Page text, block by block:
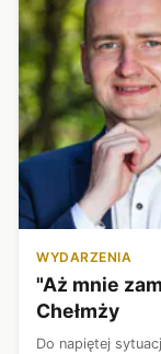
WYDARZENIA
"Aż mnie
Chełmży
Do napiętej